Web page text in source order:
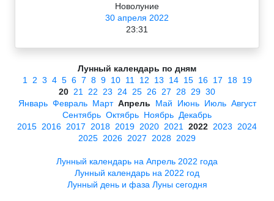
Новолуние
30 апреля 2022
23:31
Лунный календарь по дням
1
2 3 4 5 6 7 8 9 10 11 12 13 14 15 16 17 18 19
20 21 22 23 24 25 26 27 28 29 30
Январь Февраль Март Апрель Май Июнь Июль Август
Сентябрь Октябрь Ноябрь Декабрь
2015 2016 2017 2018 2019 2020 2021 2022 2023
2024
2025 2026 2027 2028 2029
Лунный календарь на Апрель 2022 года
Лунный календарь на 2022 год
Лунный день и фаза Луны сегодня